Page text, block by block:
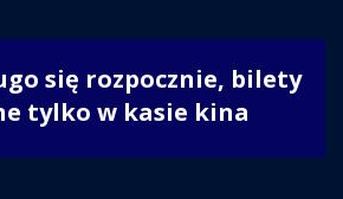
tylko w kasie kina